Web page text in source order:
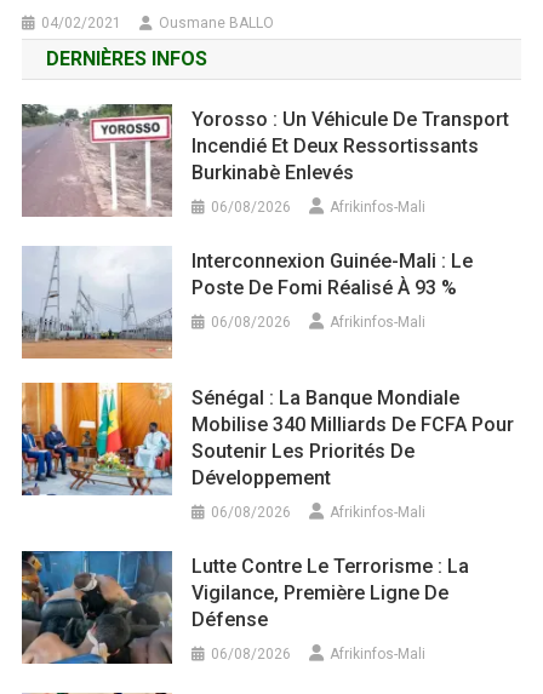
04/02/2021 Ousmane BALLO
DERNIÈRES INFOS
Yorosso : Un Véhicule De Transport
Incendié Et Deux Ressortissants
Burkinabè Enlevés
06/08/2026 Afrikinfos-Mali
Interconnexion Guinée-Mali : Le
Poste De Fomi Réalisé À 93 %
06/08/2026 Afrikinfos-Mali
Sénégal : La Banque Mondiale
Mobilise 340 Milliards De FCFA Pour
Soutenir Les Priorités De
Développement
06/08/2026 Afrikinfos-Mali
Lutte Contre Le Terrorisme : La
Vigilance, Première Ligne De
Défense
06/08/2026 Afrikinfos-Mali